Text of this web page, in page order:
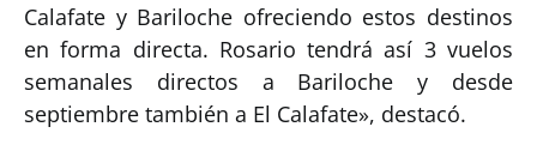
Calafate y Bariloche ofreciendo estos destinos
en forma directa. Rosario tendrá así 3 vuelos
semanales directos a Bariloche y desde
septiembre también a El Calafate», destacó.